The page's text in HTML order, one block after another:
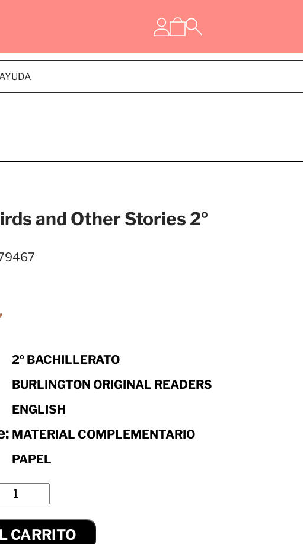
AYUDA
and Other Stories 2º
2º BACHILLERATO
BURLINGTON ORIGINAL READERS
ENGLISH
MATERIAL COMPLEMENTARIO
PAPEL
CARRITO